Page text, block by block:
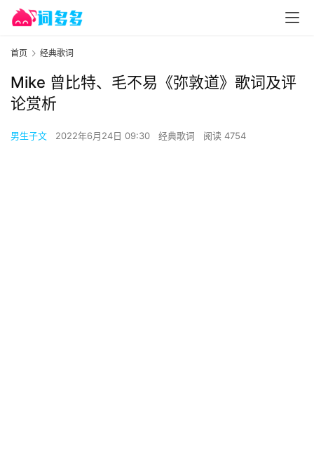
首页 经典歌词
Mike 曾比特、毛不易《弥敦道》歌词及评
论赏析
男生子文 2022年6月24日 09:30 经典歌词 阅读 4754